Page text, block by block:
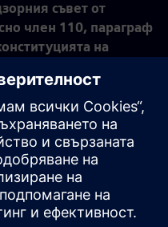
съвет от
член 110, параграф
на
Централния
AG Austria)